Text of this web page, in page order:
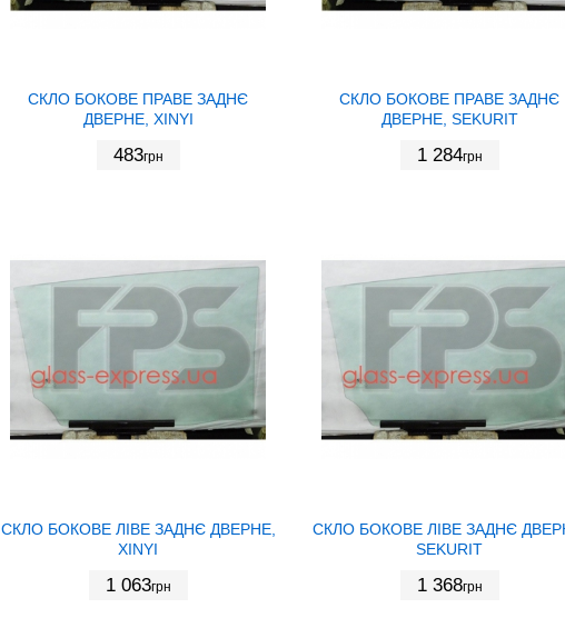
СКЛО БОКОВЕ ПРАВЕ ЗАДНЄ
ДВЕРНЕ, XINYI
483грн
СКЛО БОКОВЕ ПРАВЕ ЗАДНЄ
ДВЕРНЕ, SEKURIT
1 284грн
СКЛО БОКОВЕ ЛІВЕ ЗАДНЄ ДВЕРНЕ,
XINYI
1 063грн
СКЛО БОКОВЕ ЛІВЕ ЗАДНЄ
SEKURIT
1 368грн